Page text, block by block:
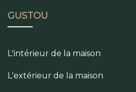
GUSTOU
L'intérieur de la maison
L'extérieur de la maison